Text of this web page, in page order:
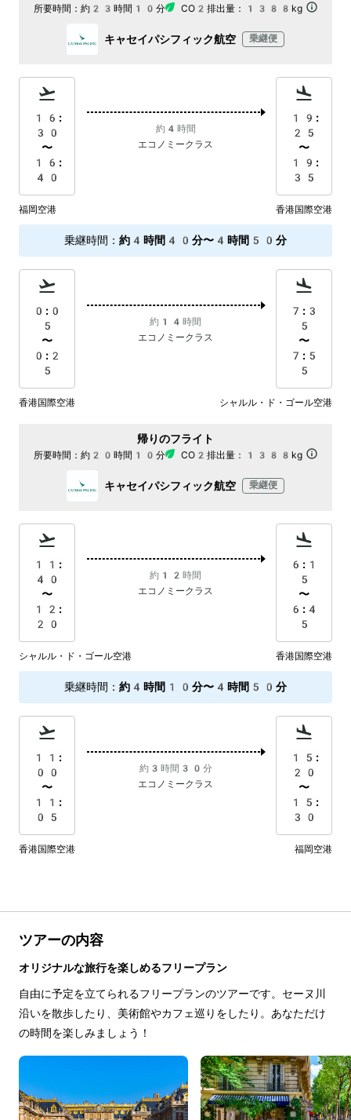
所要時間： 約23時間10分 CO2排出量： 1388kg
キャセイパシフィック航空 乗継便
16:
30
〜
16:
40
約4時間
エコノミークラス
19:
25
〜
19:
35
福岡空港 香港国際空港
乗継時間 ： 約4時間40分〜4時間50分
0:0
5
〜
0:2
5
約14時間
エコノミークラス
7:3
5
〜
7:5
5
香港国際空港 シャルル・ド・ゴール空港
帰りのフライト
所要時間： 約20時間10分 CO2排出量： 1388kg
キャセイパシフィック航空 乗継便
11:
40
〜
12:
20
約12時間
エコノミークラス
6:1
5
〜
6:4
5
シャルル・ド・ゴール空港 香港国際空港
乗継時間 ： 約4時間10分〜4時間50分
11:
00
〜
11:
05
約3時間30分
エコノミークラス
15:
20
〜
15:
30
香港国際空港 福岡空港
ツアーの内容
オリジナルな旅行を楽しめるフリープラン
自由に予定を立てられるフリープランのツアーです。セーヌ川
沿いを散歩したり、美術館やカフェ巡りをしたり。あなただけ
の時間を楽しみましょう！